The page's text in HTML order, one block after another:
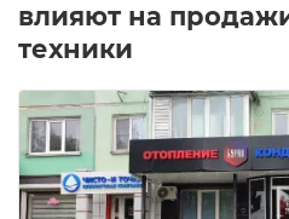
влияют на
техники